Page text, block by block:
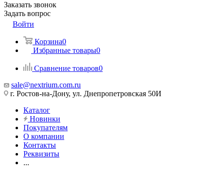
Заказать звонок
Задать вопрос
Войти
Корзина0
Избранные товары0
Сравнение товаров0
sale@nextrium.com.ru
г. Ростов-на-Дону, ул. Днепропетровская 50И
Каталог
Новинки
Покупателям
О компании
Контакты
Реквизиты
...